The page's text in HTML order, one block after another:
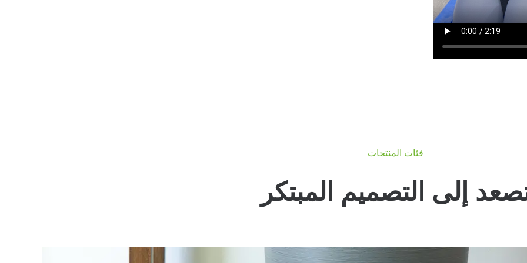
فئات المنتجات
إلى التصميم المبتكر